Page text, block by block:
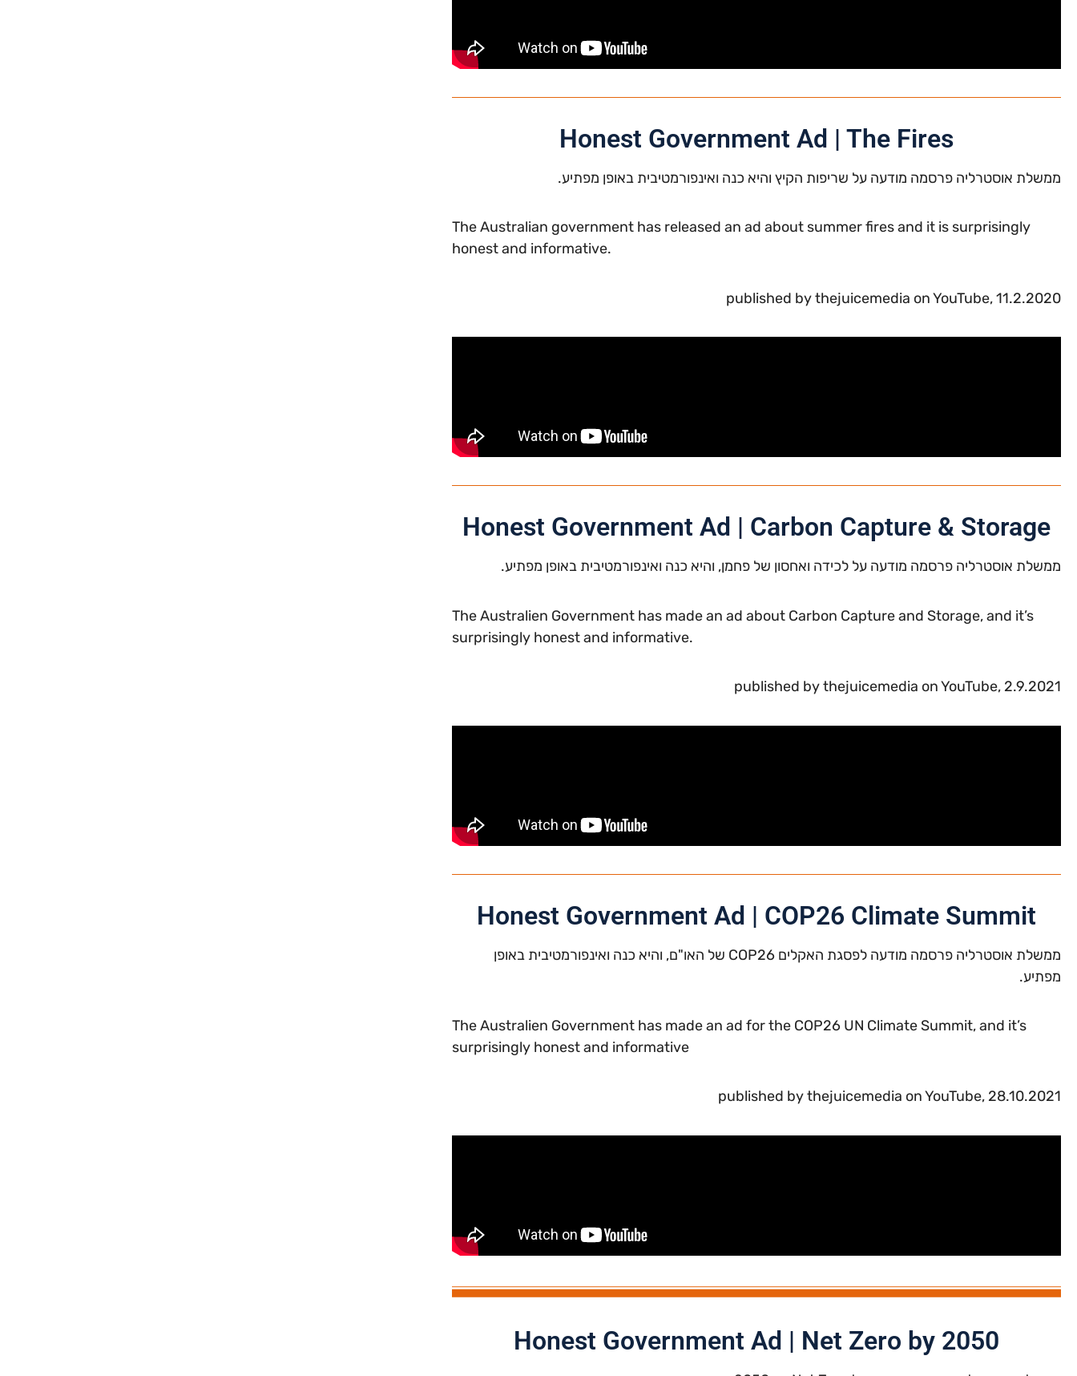
Honest Government Ad | The Fires
ממשלת אוסטרליה פרסמה מודעה על שריפות הקיץ והיא כנה ואינפורמטיבית באופן מפתיע.
The Australian government has released an ad about summer fires and it is surprisingly
honest and informative.
published by thejuicemedia on YouTube, 11.2.2020
Honest Government Ad | Carbon Capture & Storage
ממשלת אוסטרליה פרסמה מודעה על לכידה ואחסון של פחמן, והיא כנה ואינפורמטיבית באופן מפתיע.
The Australien Government has made an ad about Carbon Capture and Storage, and it’s
surprisingly honest and informative.
published by thejuicemedia on YouTube, 2.9.2021
Honest Government Ad | COP26 Climate Summit
ממשלת אוסטרליה פרסמה מודעה לפסגת האקלים COP26 של האו"ם, והיא כנה ואינפורמטיבית באופן
מפתיע.
The Australien Government has made an ad for the COP26 UN Climate Summit, and it’s
surprisingly honest and informative
published by thejuicemedia on YouTube, 28.10.2021
Honest Government Ad | Net Zero by 2050